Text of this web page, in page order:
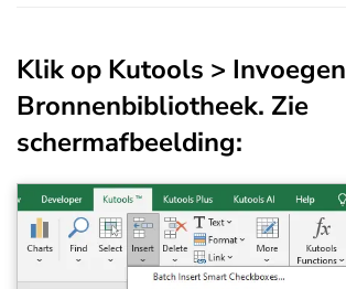
Klik op Kutools > Invoegen
Bronnenbibliotheek. Zie
schermafbeelding: